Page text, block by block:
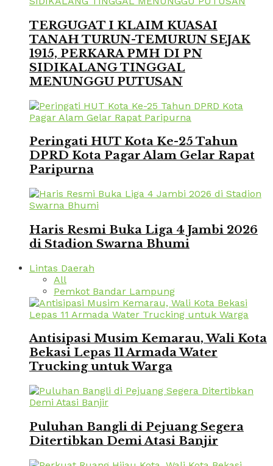
TERGUGAT I KLAIM KUASAI
TANAH TURUN-TEMURUN SEJAK
1915, PERKARA PMH DI PN
SIDIKALANG TINGGAL
MENUNGGU PUTUSAN
Peringati HUT Kota Ke-25 Tahun
DPRD Kota Pagar Alam Gelar Rapat
Paripurna
Haris Resmi Buka Liga 4 Jambi 2026
di Stadion Swarna Bhumi
Lintas Daerah
All
Pemkot Bandar Lampung
Antisipasi Musim Kemarau, Wali Kota
Bekasi Lepas 11 Armada Water
Trucking untuk Warga
Puluhan Bangli di Pejuang Segera
Ditertibkan Demi Atasi Banjir